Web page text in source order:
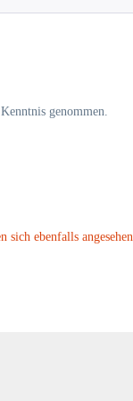
genommen.
sich ebenfalls angesehen